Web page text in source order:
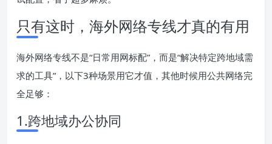
只有这时，海外网络专线才真的有用
海外网络专线不是“日常用网标配”，而是“解决特定跨地域需
求的工具”，以下3种场景用它才值，其他时候用公共网络完
全足够：
1.跨地域办公协同